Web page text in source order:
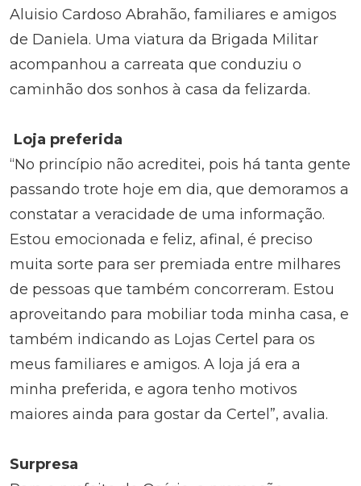
Aluisio Cardoso Abrahão, familiares e amigos
de Daniela. Uma viatura da Brigada Militar
acompanhou a carreata que conduziu o
caminhão dos sonhos à casa da felizarda.
Loja preferida
“No princípio não acreditei, pois há tanta gente
passando trote hoje em dia, que demoramos a
constatar a veracidade de uma informação.
Estou emocionada e feliz, afinal, é preciso
muita sorte para ser premiada entre milhares
de pessoas que também concorreram. Estou
aproveitando para mobiliar toda minha casa, e
também indicando as Lojas Certel para os
meus familiares e amigos. A loja já era a
minha preferida, e agora tenho motivos
maiores ainda para gostar da Certel”, avalia.
Surpresa